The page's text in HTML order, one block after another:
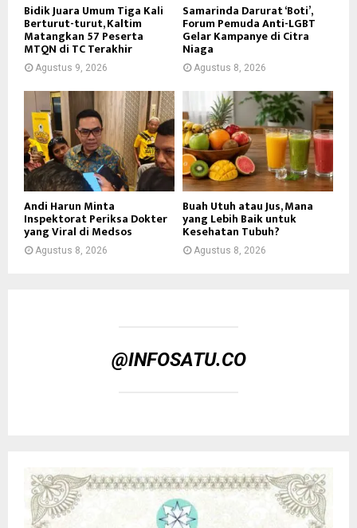
Bidik Juara Umum Tiga Kali
Berturut-turut, Kaltim
Matangkan 57 Peserta
MTQN di TC Terakhir
Agustus 9, 2026
Samarinda Darurat ‘Boti’,
Forum Pemuda Anti-LGBT
Gelar Kampanye di Citra
Niaga
Agustus 8, 2026
Andi Harun Minta
Inspektorat Periksa Dokter
yang Viral di Medsos
Agustus 8, 2026
Buah Utuh atau Jus, Mana
yang Lebih Baik untuk
Kesehatan Tubuh?
Agustus 8, 2026
@INFOSATU.CO